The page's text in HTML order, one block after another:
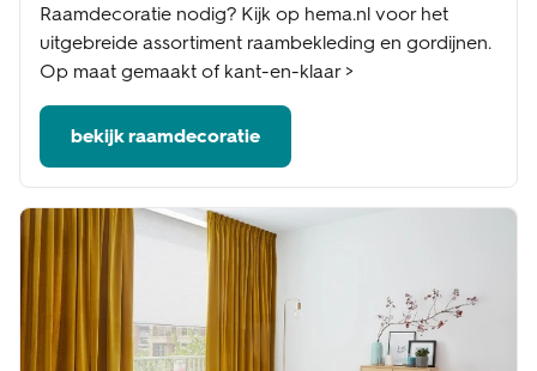
Raamdecoratie nodig? Kijk op hema.nl voor het
uitgebreide assortiment raambekleding en gordijnen.
Op maat gemaakt of kant-en-klaar >
bekijk raamdecoratie